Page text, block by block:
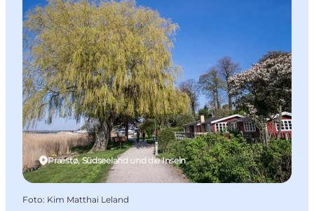
Erleben
Städte und Orte
Events
Essen
Unterkunft
Reise planen
Præstø, Südseeland und die Inseln
Foto: Kim Matthai Leland